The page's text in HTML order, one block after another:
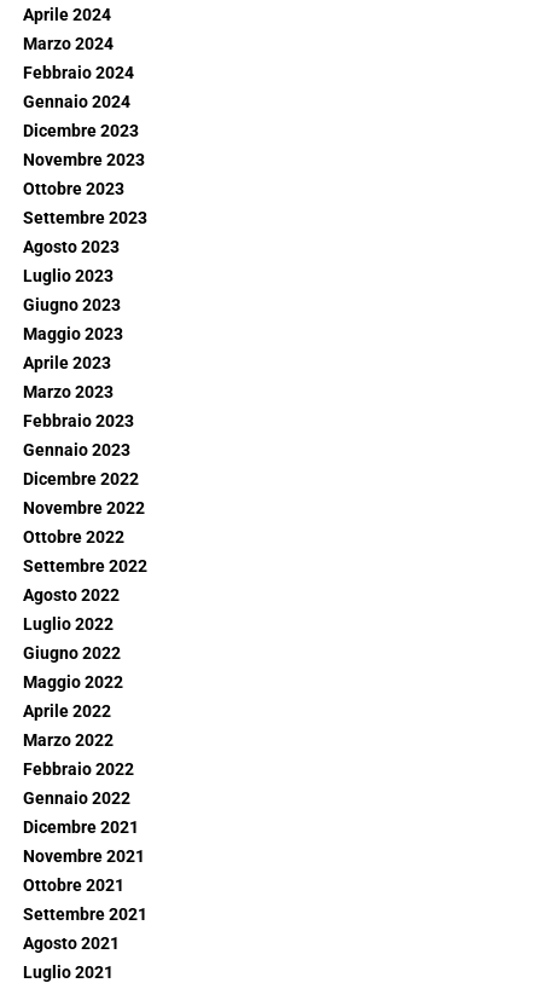
Aprile 2024
Marzo 2024
Febbraio 2024
Gennaio 2024
Dicembre 2023
Novembre 2023
Ottobre 2023
Settembre 2023
Agosto 2023
Luglio 2023
Giugno 2023
Maggio 2023
Aprile 2023
Marzo 2023
Febbraio 2023
Gennaio 2023
Dicembre 2022
Novembre 2022
Ottobre 2022
Settembre 2022
Agosto 2022
Luglio 2022
Giugno 2022
Maggio 2022
Aprile 2022
Marzo 2022
Febbraio 2022
Gennaio 2022
Dicembre 2021
Novembre 2021
Ottobre 2021
Settembre 2021
Agosto 2021
Luglio 2021